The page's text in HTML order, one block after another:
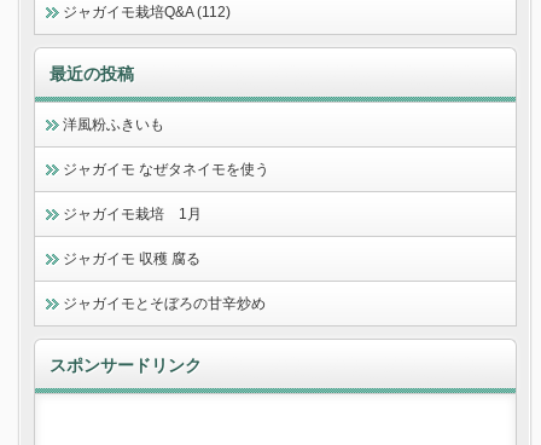
ジャガイモ栽培Q&A (112)
最近の投稿
洋風粉ふきいも
ジャガイモ なぜタネイモを使う
ジャガイモ栽培 1月
ジャガイモ 収穫 腐る
ジャガイモとそぼろの甘辛炒め
スポンサードリンク